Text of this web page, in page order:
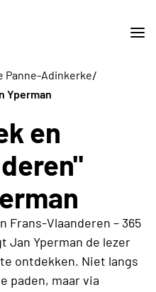
Panne-Adinkerke/
Yperman
en
Frans-Vlaanderen – 365
Jan Yperman de lezer
ontdekken. Niet langs
paden, maar via